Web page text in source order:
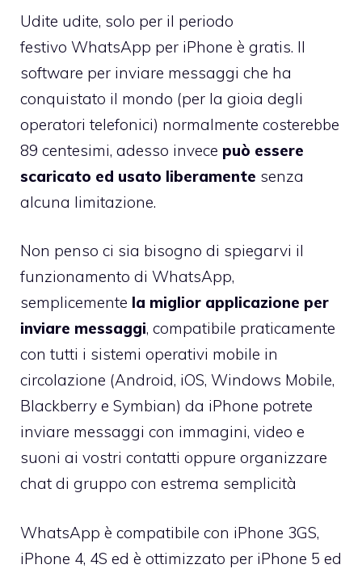
Udite udite, solo per il periodo
festivo WhatsApp per iPhone è gratis. Il
software per inviare messaggi che ha
conquistato il mondo (per la gioia degli
operatori telefonici) normalmente costerebbe
89 centesimi, adesso invece può essere
scaricato ed usato liberamente senza
alcuna limitazione.
Non penso ci sia bisogno di spiegarvi il
funzionamento di WhatsApp,
semplicemente la miglior applicazione per
inviare messaggi, compatibile praticamente
con tutti i sistemi operativi mobile in
circolazione (Android, iOS, Windows Mobile,
Blackberry e Symbian) da iPhone potrete
inviare messaggi con immagini, video e
suoni ai vostri contatti oppure organizzare
chat di gruppo con estrema semplicità
WhatsApp è compatibile con iPhone 3GS,
iPhone 4, 4S ed è ottimizzato per iPhone 5 ed